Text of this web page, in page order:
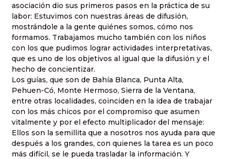
asociación dio sus primeros pasos en la práctica de su
labor: Estuvimos con nuestras áreas de difusión,
mostrándole a la gente quiénes somos, cómo nos
formamos. Trabajamos mucho también con los niños
con los que pudimos lograr actividades interpretativas,
que es uno de los objetivos al igual que la difusión y el
hecho de concientizar.
Los guías, que son de Bahía Blanca, Punta Alta,
Pehuen-Có, Monte Hermoso, Sierra de la Ventana,
entre otras localidades, coinciden en la idea de trabajar
con los más chicos por el compromiso que asumen
vitalmente y por el efecto multiplicador del mensaje:
Ellos son la semillita que a nosotros nos ayuda para que
después a los grandes, con quienes la tarea es un poco
más difícil, se le pueda trasladar la información. Y